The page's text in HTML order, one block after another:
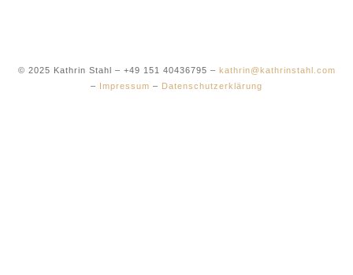
© 2025 Kathrin Stahl – +49 151 40436795 – kathrin@kathrinstahl.com
– Impressum – Datenschutzerklärung